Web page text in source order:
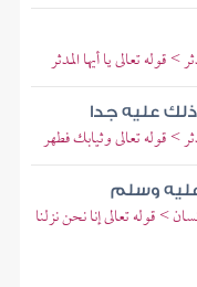
قوله تعالى يا أيها المدثر
ذلك عليه جدا
> قوله تعالى وثيابك فطهر
وسلم
> قوله تعالى إنا نحن نزلنا